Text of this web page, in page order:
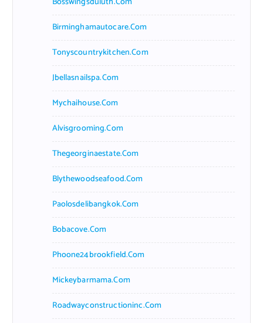
Birminghamautocare.com
Tonyscountrykitchen.com
Jbellasnailspa.com
Mychaihouse.com
Alvisgrooming.com
Thegeorginaestate.com
Blythewoodseafood.com
Paolosdelibangkok.com
Bobacove.com
Phoone24brookfield.com
Mickeybarmama.com
Roadwayconstructioninc.com